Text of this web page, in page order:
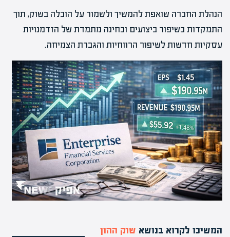
הנהלת החברה שואפת להמשיך ולשמור על הובלה בשוק, תוך
התמקדות בשיפור ביצועים ובחינה מתמדת של הזדמנויות
עסקיות חדשות לשיפור הרווחיות והגברת הצמיחה.
המשיכו לקרוא בנושא שוק ההון